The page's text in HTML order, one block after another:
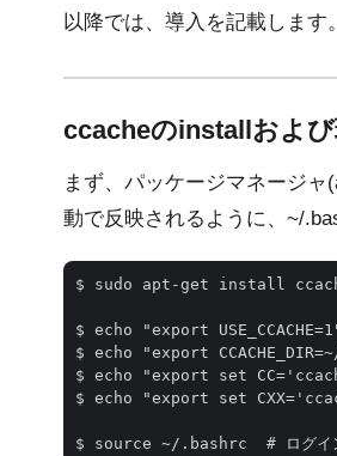
以降では、導入を記載します
ccacheのinstallおよび
まず、パッケージマネージ
動で反映されるように、~/
$ sudo apt-get install
$ echo "export
$ echo "export
$ echo "export set
$ echo "export set